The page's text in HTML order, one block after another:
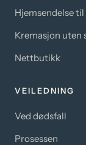
Hjemsendelse
Kremasjon uten
Nettbutikk
VEILEDNING
Ved dødsfall
Prosessen